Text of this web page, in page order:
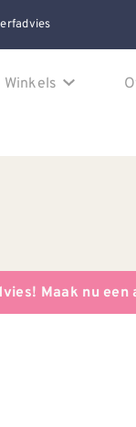
Winkels
Maak nu een